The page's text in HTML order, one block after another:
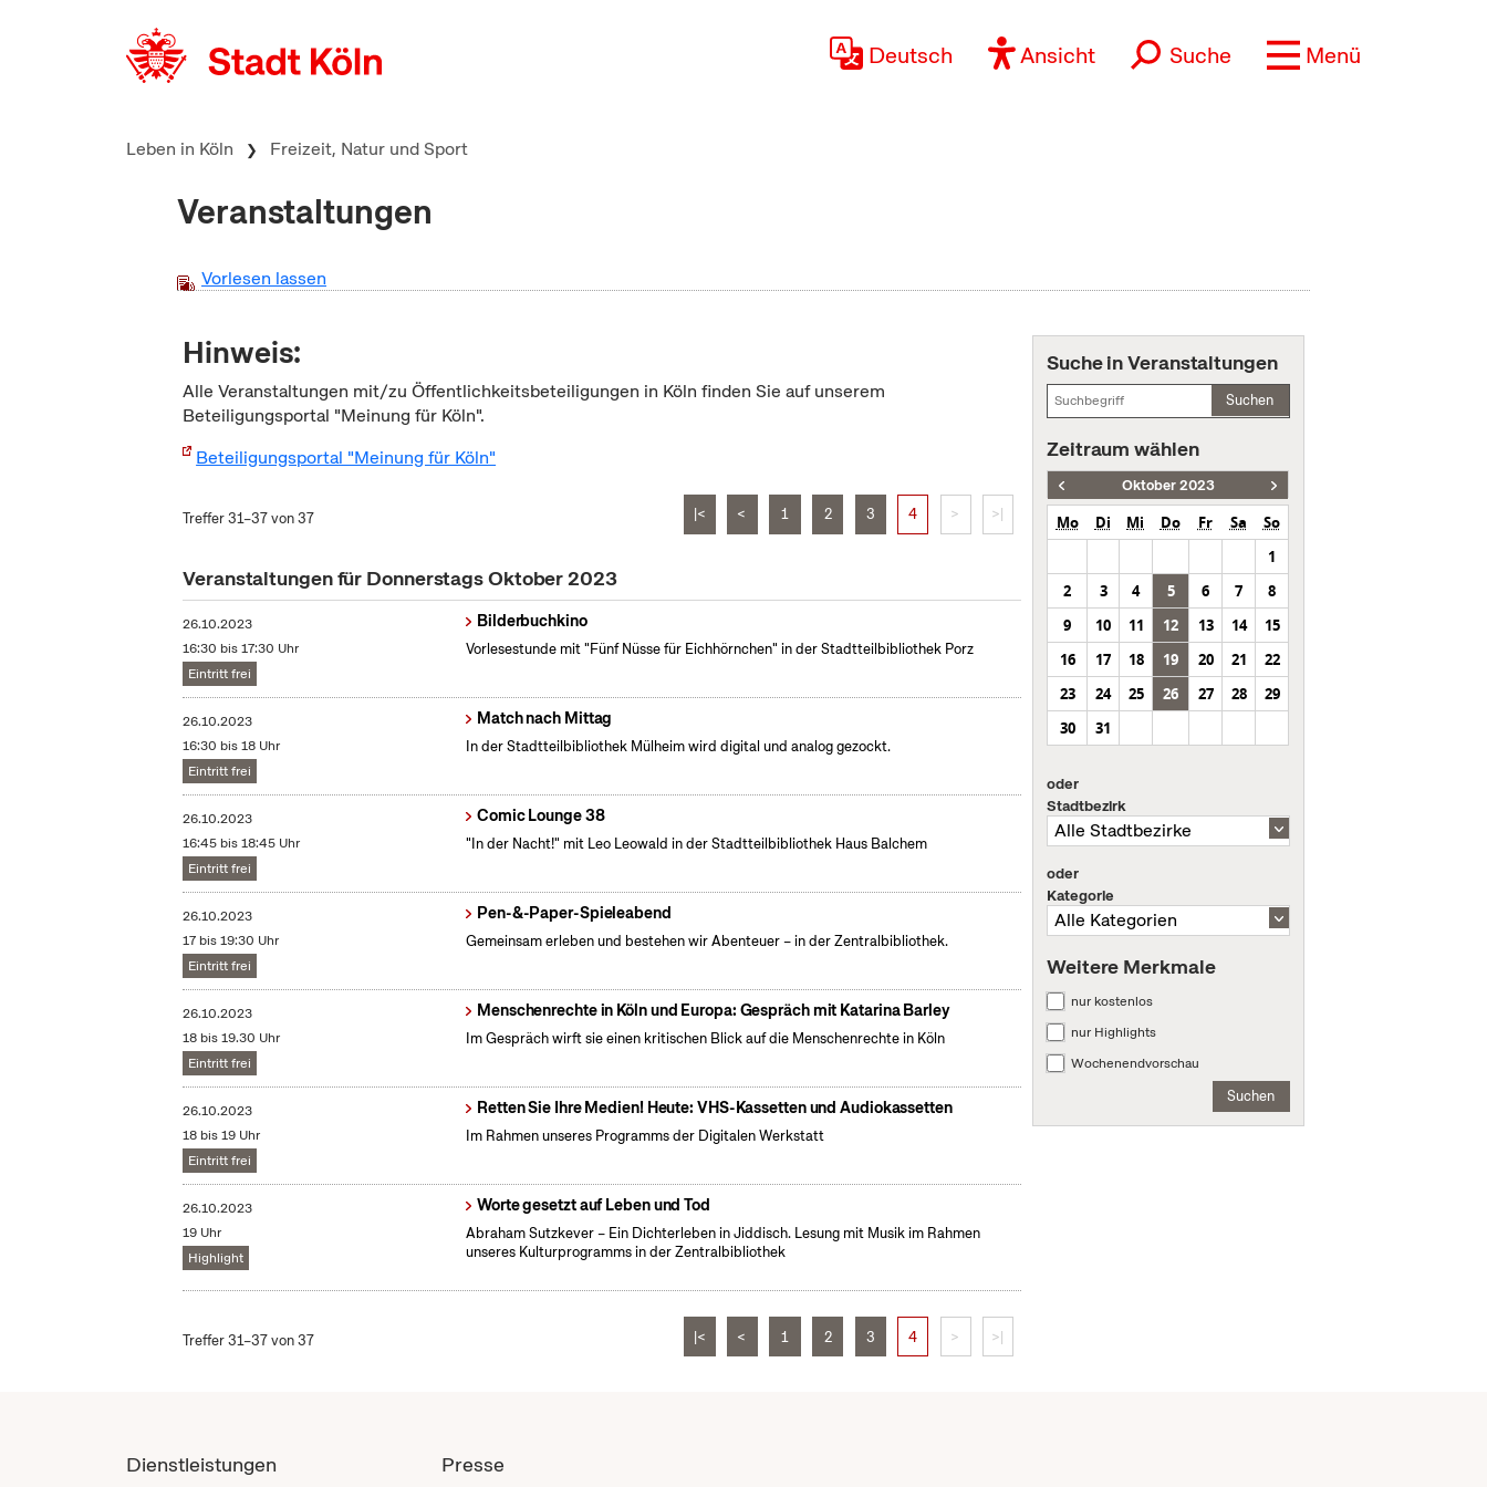
Deutsch Ansicht Suche Menü
Leben in Köln Freizeit, Natur und Sport
Veranstaltungen
Vorlesen lassen
Hinweis:
Alle Veranstaltungen mit/zu Öffentlichkeitsbeteiligungen in Köln finden Sie auf unserem
Beteiligungsportal "Meinung für Köln".
Beteiligungsportal "Meinung für Köln"
Treffer 31–37 von 37 |< < 1 2 3 4 > >|
Veranstaltungen für Donnerstags Oktober 2023
26.10.2023
16:30 bis 17:30 Uhr
Eintritt frei
Bilderbuchkino
Vorlesestunde mit "Fünf Nüsse für Eichhörnchen" in der Stadtteilbibliothek Porz
26.10.2023
16:30 bis 18 Uhr
Eintritt frei
Match nach Mittag
In der Stadtteilbibliothek Mülheim wird digital und analog gezockt.
26.10.2023
16:45 bis 18:45 Uhr
Eintritt frei
Comic Lounge 38
"In der Nacht!" mit Leo Leowald in der Stadtteilbibliothek Haus Balchem
26.10.2023
17 bis 19:30 Uhr
Eintritt frei
Pen-&-Paper-Spieleabend
Gemeinsam erleben und bestehen wir Abenteuer – in der Zentralbibliothek.
26.10.2023
18 bis 19.30 Uhr
Eintritt frei
Menschenrechte in Köln und Europa: Gespräch mit Katarina Barley
Im Gespräch wirft sie einen kritischen Blick auf die Menschenrechte in Köln
26.10.2023
18 bis 19 Uhr
Eintritt frei
Retten Sie Ihre Medien! Heute: VHS-Kassetten und Audiokassetten
Im Rahmen unseres Programms der Digitalen Werkstatt
26.10.2023
19 Uhr
Highlight
Worte gesetzt auf Leben und Tod
Abraham Sutzkever – Ein Dichterleben in Jiddisch. Lesung mit Musik im Rahmen
unseres Kulturprogramms in der Zentralbibliothek
Treffer 31–37 von 37 |< < 1 2 3 4 > >|
Suche in Veranstaltungen
Suchen
Zeitraum wählen
Oktober 2023
Mo Di Mi Do Fr Sa
So
1
2
3 4 5 6 7
8
9
10 11 12 13 14
15
16
17 18 19 20 21
22
23
24 25 26 27 28
29
30
31
oder
Stadtbezirk
oder
Kategorie
Weitere Merkmale
nur kostenlos
nur Highlights
Wochenendvorschau
Suchen
Dienstleistungen Presse